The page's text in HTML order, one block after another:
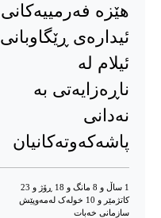
هێزە فەرمییەکانی
ئیدارەی ڕێگاوبانی
ئیلام لە
ناڕەزایەتی بە
نەدانی
پاشەکەوتەكانیان
1 ساڵ و 8 مانگ و 18 ڕۆژ و 23
کاتژمێر و 10 خوله‌ک له‌مه‌وپێش‌
سازمانی خەبات